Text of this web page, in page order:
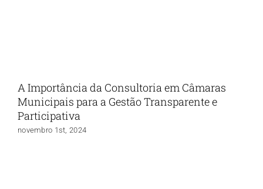
A Importância da Consultoria em Câmaras
Municipais para a Gestão Transparente e
Participativa
novembro 1st, 2024